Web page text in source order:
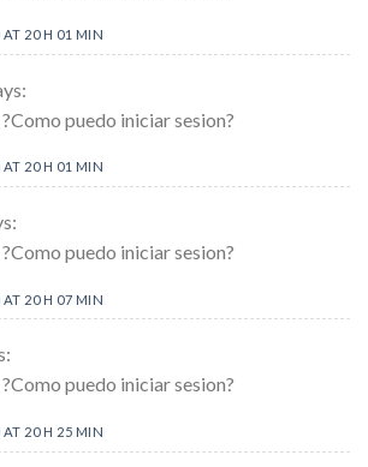
20 H 01 MIN
puedo iniciar sesion?
20 H 01 MIN
puedo iniciar sesion?
20 H 07 MIN
puedo iniciar sesion?
20 H 25 MIN